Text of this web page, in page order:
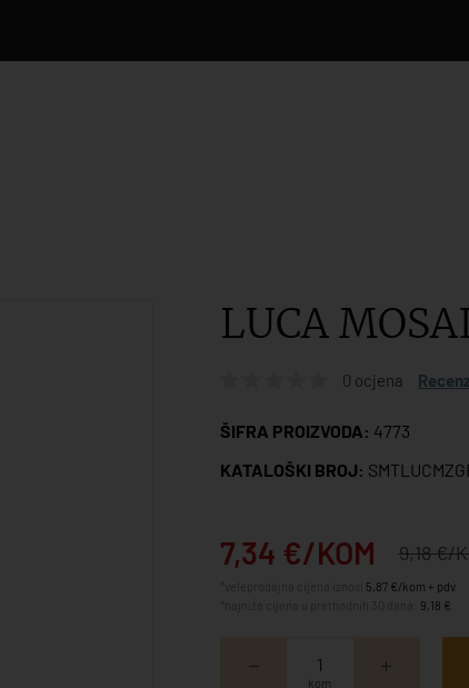
LUCA
0 ocjena
ŠIFRA PROIZVODA: 4773
KATALOŠKI BROJ:
7,34 €/KOM 9,18 €/
5,87 €/kom + pdv
9,18 €
kom